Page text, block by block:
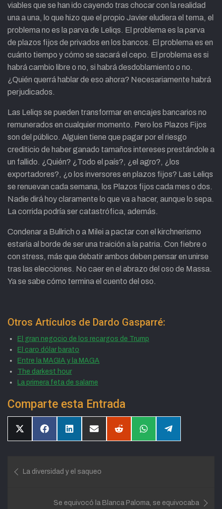
viables que se han ido cayendo tras chocar con la realidad
una a una, lo que hizo que el propio Javier eludiera el tema, el
problema no es la parva de Leliqs. El problema es la parva
de plazos fijos de privados en los bancos. El problema es en
cuánto tiempo y cómo se sacará el cepo. El problema es si
habrá cambio libre o no, si habrá desdoblamiento o no.
¿Quién querrá hablar de eso ahora? Necesariamente habrá
perjudicados.
Las Leliqs se pueden transformar en encajes bancarios no
remunerados en cualquier momento. Pero los Plazos Fijos
son del público. Alguien tiene que pagar por el riesgo
crediticio de haber ganado tamaños intereses prestándole a
un fallido. ¿Quién? ¿Todo el país?, ¿el agro?, ¿los
exportadores?, ¿o los inversores en plazos fijos? Las Leliqs
se renuevan cada semana, los Plazos fijos cada mes o dos.
Nadie dirá hoy claramente lo que va a hacer, aunque lo sepa.
La corrida podría ser catastrófica, además.
Condenar a Bullrich o a Milei a pactar con el kirchnerismo
estaría al borde de ser una traición a la patria. Con fiebre o
con stress, más que debatir ambos deben pensar en unirse
tras las elecciones. No caer en el abrazo del oso de Massa.
Ya se sabe cómo termina el cuento del oso.
Otros Artículos de Dardo Gasparré:
El gran negocio de los recargos de Trump
El caro dólar barato
Entre la MAGIA y la MAGA
The darkest hour
La primera feta de salame
Comparte esta Entrada
CompartirCompartirCompartirCompartirCompartirCompartirCompartir
de
La diversidad y el saqueo
Se equivocó la Blanca Paloma, se equivocaba